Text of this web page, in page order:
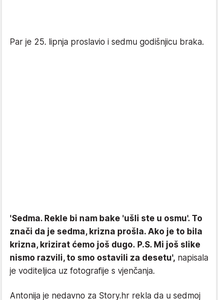
Par je 25. lipnja proslavio i sedmu godišnjicu braka.
'Sedma. Rekle bi nam bake 'ušli ste u osmu'. To
znači da je sedma, krizna prošla. Ako je to bila
krizna, krizirat ćemo još dugo. P.S. Mi još slike
nismo razvili, to smo ostavili za desetu', napisala
je voditeljica uz fotografije s vjenčanja.
Antonija je nedavno za Story.hr rekla da u sedmoj